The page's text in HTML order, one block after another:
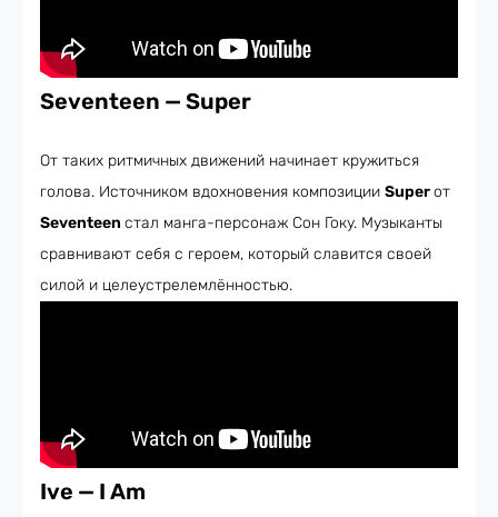
Seventeen — Super
От таких ритмичных движений начинает кружиться
голова. Источником вдохновения композиции Superот
Seventeen стал манга-персонаж Сон Гоку. Музыканты
сравнивают себя с героем, который славится своей
силой и целеустрелемлённостью.
Ive — I Am